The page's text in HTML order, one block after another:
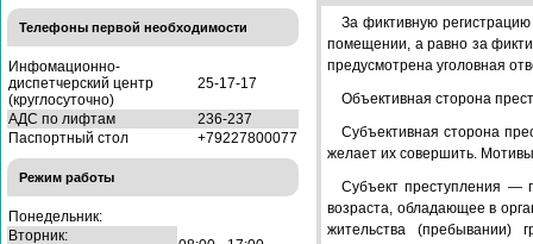
Телефоны первой необходимости
Инфомационно-
диспетчерский центр
(круглосуточно)
25-17-17
АДС по лифтам
236-237
Паспортный стол
+79227800077
Режим работы
Понедельник:
Вторник:
За фиктивную
помещении, а равно за
предусмотрена уголовная
Объективная сторона
Субъективная сторона
желает их совершить.
Субъект преступления —
возраста, обладающее в
жительства (пребывании)